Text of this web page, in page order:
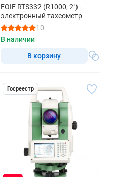
FOIF RTS332 (R1000, 2") -
электронный тахеометр
10
В наличии
В корзину
Госреестр